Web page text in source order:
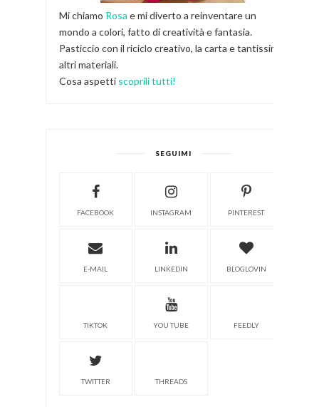
Mi chiamo Rosa e mi diverto a reinventare un
mondo a colori, fatto di creatività e fantasia.
Pasticcio con il riciclo creativo, la carta e tantissimi
altri materiali.
Cosa aspetti scoprili tutti!
SEGUIMI
FACEBOOK INSTAGRAM PINTEREST
E-MAIL LINKEDIN BLOGLOVIN
TIKTOK YOU TUBE FEEDLY
TWITTER THREADS